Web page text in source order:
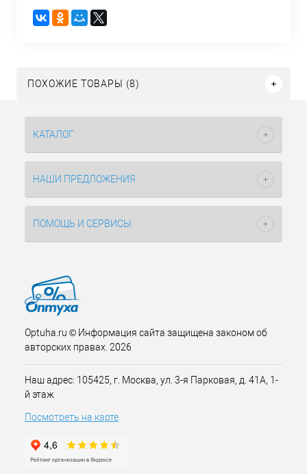
ПОХОЖИЕ ТОВАРЫ (8)
КАТАЛОГ
НАШИ ПРЕДЛОЖЕНИЯ
ПОМОЩЬ И СЕРВИСЫ
Optuha.ru © Информация сайта защищена законом об
авторских правах. 2026
Наш адрес: 105425, г. Москва, ул. 3-я Парковая, д. 41А, 1-
й этаж
Посмотреть на карте